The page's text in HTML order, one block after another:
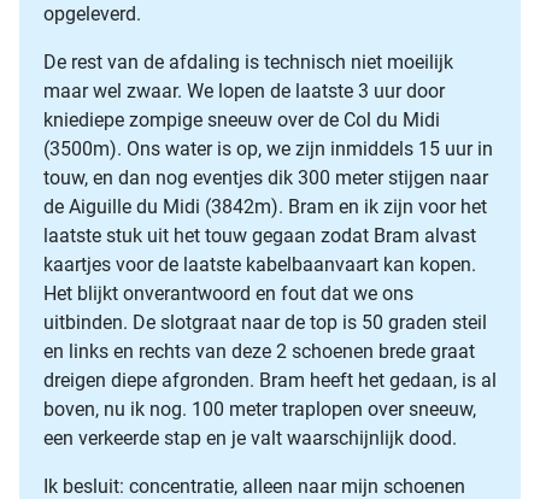
opgeleverd.
De rest van de afdaling is technisch niet moeilijk
maar wel zwaar. We lopen de laatste 3 uur door
kniediepe zompige sneeuw over de Col du Midi
(3500m). Ons water is op, we zijn inmiddels 15 uur in
touw, en dan nog eventjes dik 300 meter stijgen naar
de Aiguille du Midi (3842m). Bram en ik zijn voor het
laatste stuk uit het touw gegaan zodat Bram alvast
kaartjes voor de laatste kabelbaanvaart kan kopen.
Het blijkt onverantwoord en fout dat we ons
uitbinden. De slotgraat naar de top is 50 graden steil
en links en rechts van deze 2 schoenen brede graat
dreigen diepe afgronden. Bram heeft het gedaan, is al
boven, nu ik nog. 100 meter traplopen over sneeuw,
een verkeerde stap en je valt waarschijnlijk dood.
Ik besluit: concentratie, alleen naar mijn schoenen